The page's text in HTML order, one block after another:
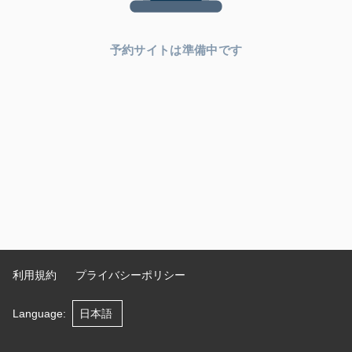
予約サイトは準備中です
利用規約 プライバシーポリシー
Language: